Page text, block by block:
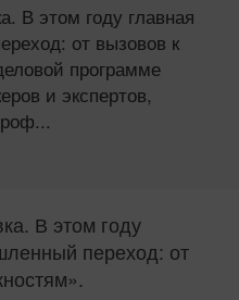
В этом году главная
от вызовов к
программе
и экспертов,
В этом году
переход: от